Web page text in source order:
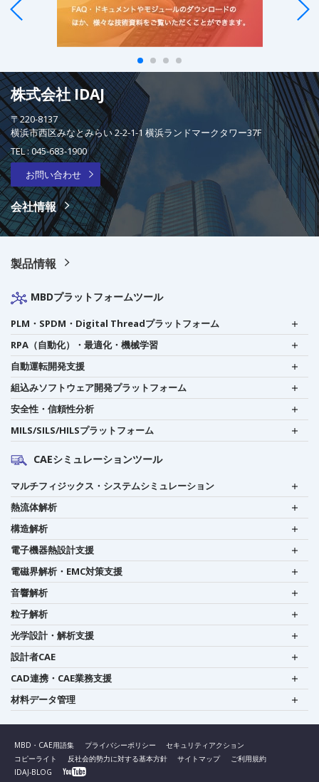
株式会社 IDAJ
〒220-8137
横浜市西区みなとみらい 2-2-1-1 横浜ランドマークタワー37F
TEL :045-683-1900
お問い合わせ
会社情報
製品情報
MBDプラットフォームツール
PLM・SPDM・Digital Threadプラットフォーム
RPA（自動化）・最適化・機械学習
自動運転開発支援
組込みソフトウェア開発プラットフォーム
安全性・信頼性分析
MILS/SILS/HILSプラットフォーム
CAEシミュレーションツール
マルチフィジックス・システムシミュレーション
熱流体解析
構造解析
電子機器熱設計支援
電磁界解析・EMC対策支援
音響解析
粒子解析
光学設計・解析支援
設計者CAE
CAD連携・CAE業務支援
材料データ管理
MBD・CAE用語集 プライバシーポリシー
セキュリティアクション
コピーライト
反社会的勢力に対する基本方針 サイトマップ
ご利用規約
IDAJ-BLOG